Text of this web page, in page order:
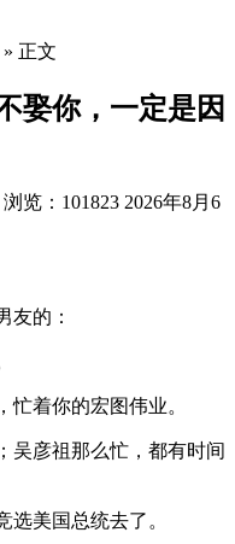
» 正文
娶你，一定是因
浏览：101823 2026年8月6
友的：
忙着你的宏图伟业。
吴彦祖那么忙，都有时间
美国总统去了。